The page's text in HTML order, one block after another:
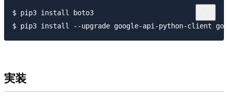
$ pip3 install boto3
実装